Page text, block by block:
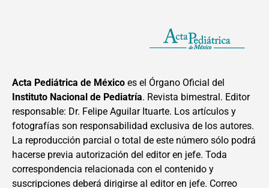
Acta Pediátrica de México es el Órgano Oficial del
Instituto Nacional de Pediatría. Revista bimestral. Editor
responsable: Dr. Felipe Aguilar Ituarte. Los artículos y
fotografías son responsabilidad exclusiva de los autores.
La reproducción parcial o total de este número sólo podrá
hacerse previa autorización del editor en jefe. Toda
correspondencia relacionada con el contenido y
suscripciones deberá dirigirse al editor en jefe. Correo